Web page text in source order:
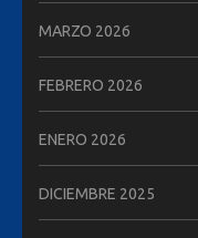
MARZO 2026
FEBRERO 2026
ENERO 2026
DICIEMBRE 2025